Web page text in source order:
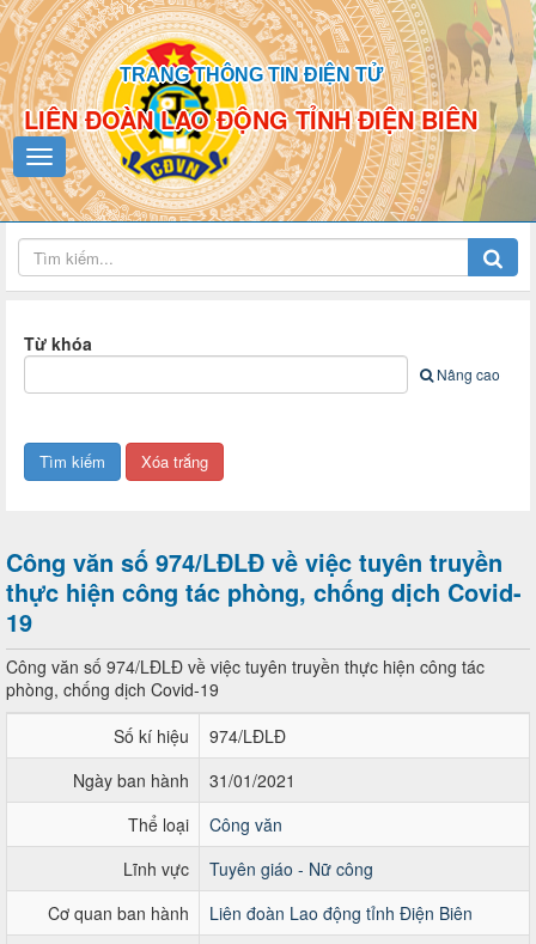
TRANG THÔNG TIN ĐIỆN TỬ
LIÊN ĐOÀN LAO ĐỘNG TỈNH ĐIỆN BIÊN
Từ khóa
Nâng cao
Công văn số 974/LĐLĐ về việc tuyên truyền
thực hiện công tác phòng, chống dịch Covid-
19
Công văn số 974/LĐLĐ về việc tuyên truyền thực hiện công tác
phòng, chống dịch Covid-19
Số kí hiệu
974/LĐLĐ
Ngày ban hành
31/01/2021
Thể loại
Công văn
Lĩnh vực
Tuyên giáo - Nữ công
Cơ quan ban hành
Liên đoàn Lao động tỉnh Điện Biên